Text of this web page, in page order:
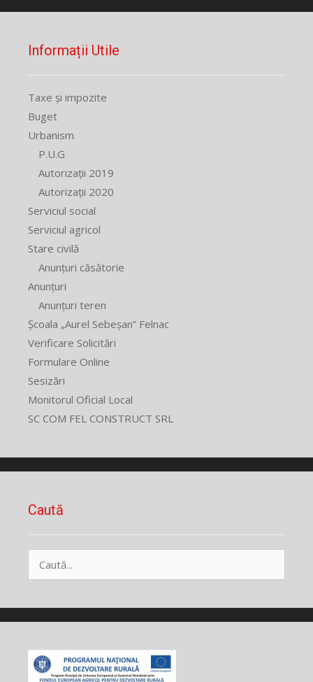
Informații Utile
Taxe și impozite
Buget
Urbanism
P.U.G
Autorizații 2019
Autorizații 2020
Serviciul social
Serviciul agricol
Stare civilă
Anunțuri căsătorie
Anunțuri
Anunțuri teren
Școala „Aurel Sebeșan” Felnac
Verificare Solicitări
Formulare Online
Sesizări
Monitorul Oficial Local
SC COM FEL CONSTRUCT SRL
Caută
după: